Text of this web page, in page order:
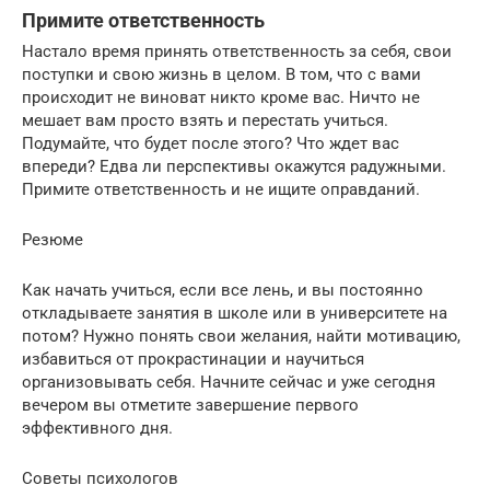
Примите ответственность
Настало время принять ответственность за себя, свои
поступки и свою жизнь в целом. В том, что с вами
происходит не виноват никто кроме вас. Ничто не
мешает вам просто взять и перестать учиться.
Подумайте, что будет после этого? Что ждет вас
впереди? Едва ли перспективы окажутся радужными.
Примите ответственность и не ищите оправданий.
Резюме
Как начать учиться, если все лень, и вы постоянно
откладываете занятия в школе или в университете на
потом? Нужно понять свои желания, найти мотивацию,
избавиться от прокрастинации и научиться
организовывать себя. Начните сейчас и уже сегодня
вечером вы отметите завершение первого
эффективного дня.
Советы психологов